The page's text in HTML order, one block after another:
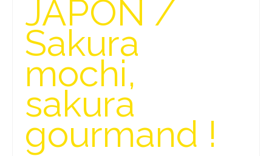
Isla del Sol
Lac Titicaca
Salar d’Uyuni
Chili
Paraguay
JAPON /
Sakura
mochi,
sakura
gourmand !